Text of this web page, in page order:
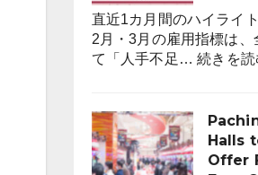
直近1カ月間のハイライ
2月・3月の雇用指標は、
て「人手不足…続きを読
Halls
Offer